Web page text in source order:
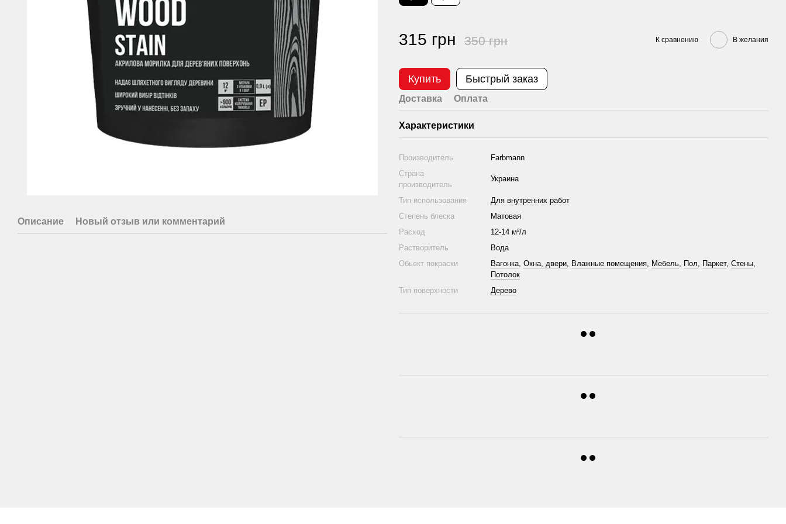
Описание Новый отзыв или комментарий
315 грн 350 грн К сравнению В желания
Купить Быстрый заказ
Доставка Оплата
Характеристики
Производитель
Farbmann
Страна
производитель
Украина
Тип использования
Для внутренних работ
Степень блеска
Матовая
Расход
12-14 м²/л
Растворитель
Вода
Обьект покраски
Вагонка, Окна, двери, Влажные помещения, Мебель, Пол, Паркет, Стены,
Потолок
Тип поверхности
Дерево